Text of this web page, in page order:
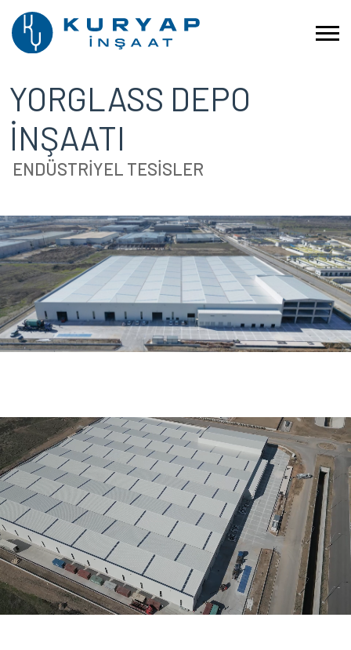
YORGLASS DEPO
İNŞAATI
ENDÜSTRİYEL TESİSLER